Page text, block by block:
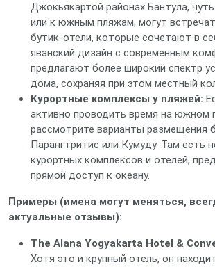
Джокьякартой районах Бантула,
или к южным пляжам, могут
бутик-отели, которые сочетают в
яванский дизайн с современным
предлагают более широкий спектр
дома, сохраняя при этом местный
Курортные комплексы у пляжей:
активно проводить время на южном
рассмотрите варианты размещения
Парангтритис или Кумуду. Там есть
курортных комплексов и отелей,
прямой доступ к океану.
Примеры (имена могут меняться,
актуальные отзывы):
The Alana Yogyakarta Hotel &
Хотя это и крупный отель, он